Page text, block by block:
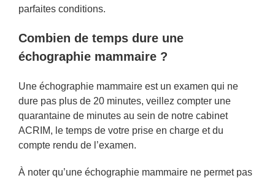
parfaites conditions.
Combien de temps dure une
échographie mammaire ?
Une échographie mammaire est un examen qui ne
dure pas plus de 20 minutes, veillez compter une
quarantaine de minutes au sein de notre cabinet
ACRIM, le temps de votre prise en charge et du
compte rendu de l’examen.
À noter qu’une échographie mammaire ne permet pas